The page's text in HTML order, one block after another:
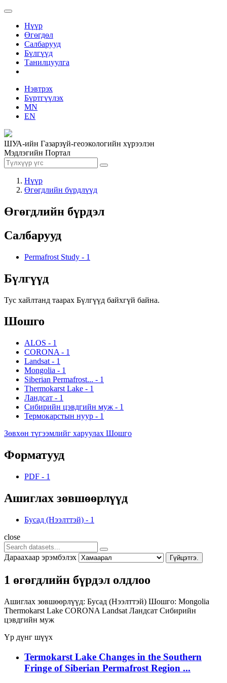
Нүүр
Өгөгдөл
Салбарууд
Бүлгүүд
Танилцуулга
Нэвтрэх
Бүртгүүлэх
MN
EN
ШУА-ийн Газарзүй-геоэкологийн хүрээлэн
Мэдлэгийн Портал
Нүүр
Өгөгдлийн бүрдлүүд
Өгөгдлийн бүрдэл
Салбарууд
Permafrost Study - 1
Бүлгүүд
Тус хайлтанд таарах Бүлгүүд байхгүй байна.
Шошго
ALOS - 1
CORONA - 1
Landsat - 1
Mongolia - 1
Siberian Permafrost... - 1
Thermokarst Lake - 1
Ландсат - 1
Сибирийн цэвдгийн муж - 1
Термокарстын нуур - 1
Зөвхөн түгээмлийг харуулах Шошго
Форматууд
PDF - 1
Ашиглах зөвшөөрлүүд
Бусад (Нээлттэй) - 1
close
Дараахаар эрэмбэлэх Гүйцэтгэ.
1 өгөгдлийн бүрдэл олдлоо
Ашиглах зөвшөөрлүүд: Бусад (Нээлттэй) Шошго: Mongolia
Thermokarst Lake CORONA Landsat Ландсат Сибирийн
цэвдгийн муж
Үр дүнг шүүх
Termokarst Lake Changes in the Southern
Fringe of Siberian Permafrost Region ...